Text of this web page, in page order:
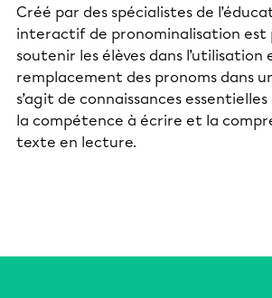
Créé par des spécialistes de
interactif de pronominalisation est
soutenir les élèves dans l’utilisation
remplacement des pronoms dans
s’agit de connaissances
la compétence à écrire et la
texte en lecture.